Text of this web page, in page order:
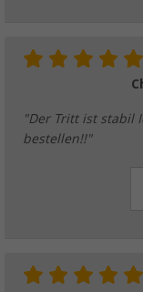
"Der Tritt ist stabil
bestellen!!"